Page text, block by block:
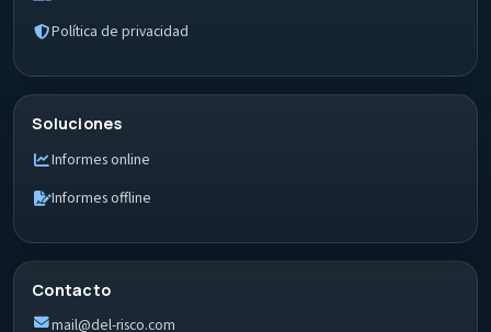
Política de privacidad
Soluciones
Informes online
Informes offline
Contacto
mail@del-risco.com